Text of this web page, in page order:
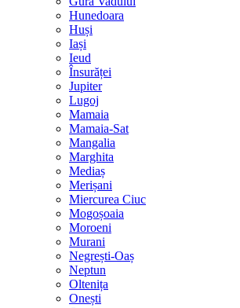
Hunedoara
Huși
Iași
Ieud
Însurăței
Jupiter
Lugoj
Mamaia
Mamaia-Sat
Mangalia
Marghita
Mediaș
Merișani
Miercurea Ciuc
Mogoșoaia
Moroeni
Murani
Negrești-Oaș
Neptun
Oltenița
Onești